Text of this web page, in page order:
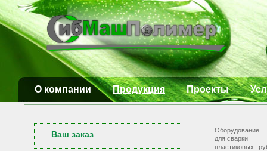
О компании Продукция Проекты
Ваш заказ
Оборудование
для сварки
пластиковых